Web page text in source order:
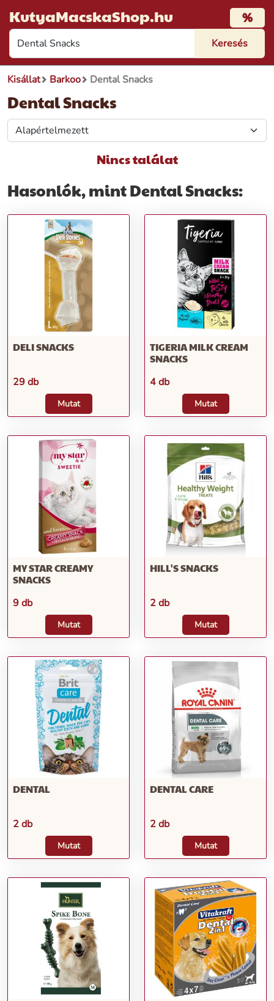
KutyaMacskaShop.hu %
Kisállat Barkoo Dental Snacks
Dental Snacks
Nincs találat
Hasonlók, mint Dental Snacks:
DELI SNACKS
29 db
Mutat
TIGERIA MILK CREAM
SNACKS
4 db
Mutat
MY STAR CREAMY
SNACKS
9 db
Mutat
HILL'S SNACKS
2 db
Mutat
DENTAL
2 db
Mutat
DENTAL CARE
2 db
Mutat